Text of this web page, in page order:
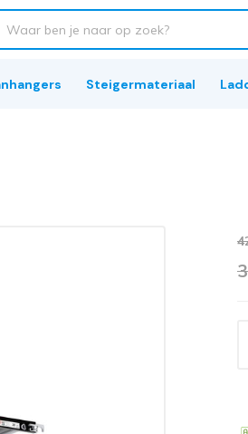
Steigermateriaal